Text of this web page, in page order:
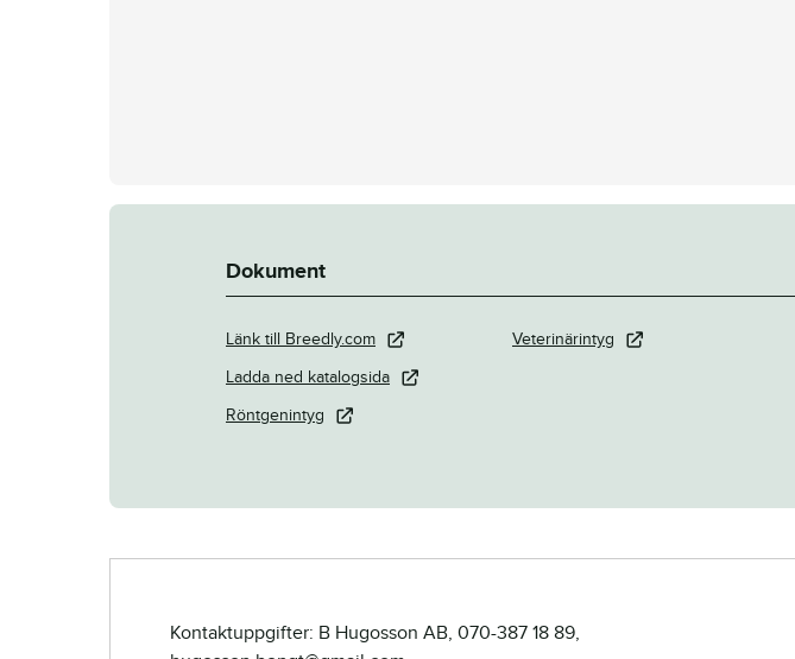
Dokument
Länk till Breedly.com
Ladda ned katalogsida
Röntgenintyg
Veterinärintyg
Kontaktuppgifter: B Hugosson AB, 070-387 18 89,